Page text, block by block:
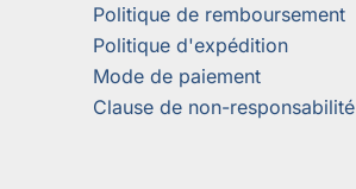
Politique de remboursement
Politique d'expédition
Mode de paiement
Clause de non-responsabilité